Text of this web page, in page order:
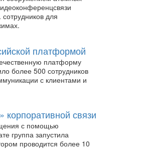
для
платформой
платформу
более 500 сотрудников
с клиентами и
связи
с помощью
группа запустила
проводится более 10